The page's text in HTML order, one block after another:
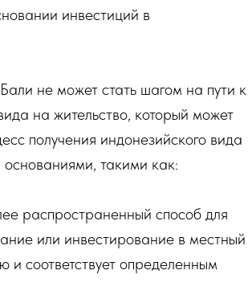
инвестиций в
не может стать шагом на пути к
на жительство, который может
получения индонезийского вида
основаниями, такими как:
распространенный способ для
или инвестирование в местный
и соответствует определенным